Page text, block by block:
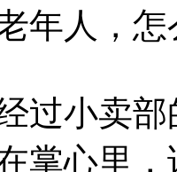
年人，
过小卖
掌心里